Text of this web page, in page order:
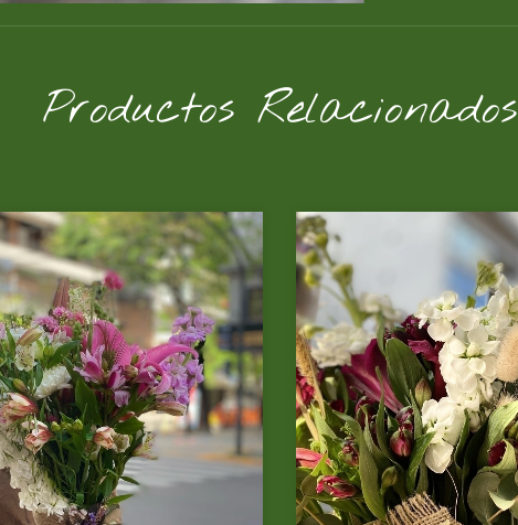
Productos Relacionados